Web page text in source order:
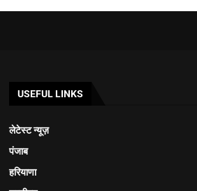
USEFUL LINKS
लेटेस्ट न्यूज़
पंजाब
हरियाणा